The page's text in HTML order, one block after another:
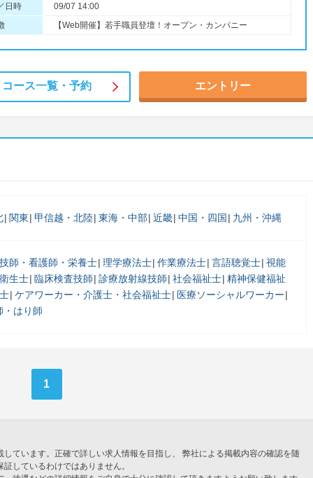
日時
09/07 14:00
【Web開催】若手職員登壇！オープン・カンパニー
コース一覧・ 予約 エントリー
関東 甲信越・北陸 東海・中部 近畿 中国・四国 九州・沖縄
師・看護師・栄養士 理学療法士 作業療法士 言語聴覚士 視能
生士 臨床検査技師 診療放射線技師 社会福祉士 精神保健福祉
ケアワーカー・介護士・社会福祉士 医療ソーシャルワーカー
・はり師
1
ています。正確で詳しい求人情報を目指し、 弊社による掲載内容の確認を随
しているわけではありません。